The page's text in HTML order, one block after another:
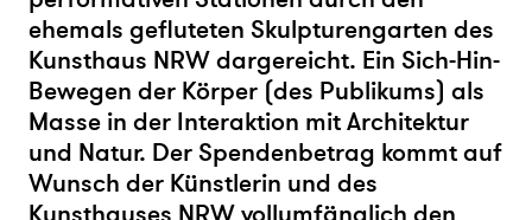
ehemals gefluteten Skulpturengarten des
Kunsthaus NRW dargereicht. Ein Sich-Hin-
Bewegen der Körper (des Publikums) als
Masse in der Interaktion mit Architektur
und Natur. Der Spendenbetrag kommt auf
Wunsch der Künstlerin und des